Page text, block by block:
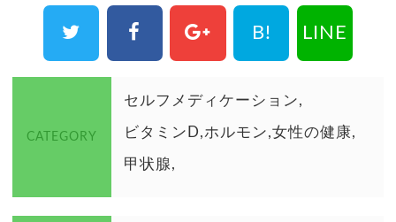
B! LINE
CATEGORY
セルフメディケーション
ビタミンD ホルモン 女性の健康
甲状腺